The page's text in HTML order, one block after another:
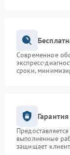
Современное
экспресс-
сроки,
выполненные
защищает